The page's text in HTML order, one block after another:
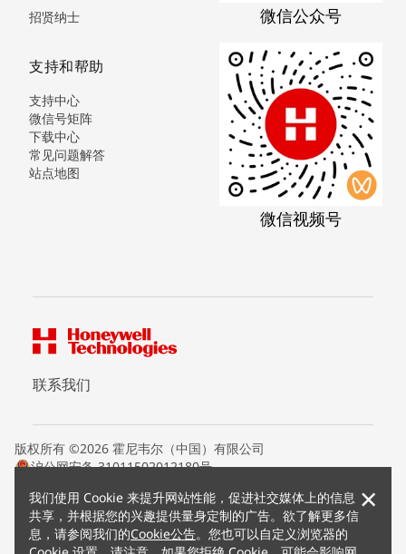
我们使用 Cookie 来提升网站性能，促进社交媒体上的信息
共享，并根据您的兴趣提供量身定制的广告。欲了解更多信
息，请参阅我们的Cookie公告。您也可以自定义浏览器的
×
招贤纳士
支持和帮助
支持中心
微信号矩阵
下载中心
常见问题解答
站点地图
微信公众号
微信视频号
联系我们
版权所有 ©2026 霍尼韦尔（中国）有限公司
沪公网安备 31011502012180号
条款条约
隐私声明
您的隐私选项